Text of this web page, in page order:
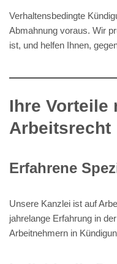
Verhaltensbedingte
Abmahnung voraus. Wir
ist, und helfen Ihnen,
Ihre Vorteile
Arbeitsrecht
Erfahrene
Unsere Kanzlei ist auf
jahrelange Erfahrung in
Arbeitnehmern in